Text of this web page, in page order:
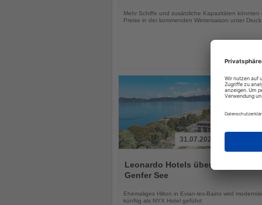
Mehr Schiffe und zusätzliche Kapazitäten könnten
Preise in der kommenden Wintersaison unter
Sie
die
31.07.2026
Leonardo Hotels übernimmt Hotel
Genfer See
Ehemaliges Hilton in Evian-les-Bains wird
künftig als NYX Hotel geführt